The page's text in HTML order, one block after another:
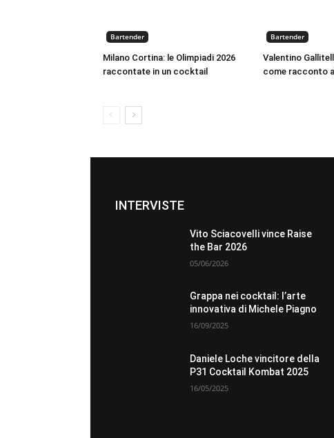
Bartender
Milano Cortina: le Olimpiadi 2026
raccontate in un cocktail
Bartender
Valentino
come racconto
INTERVISTE
Vito Sciacovelli vince Raise
the Bar 2026
05/06/2026
Grappa nei cocktail: l’arte
innovativa di Michele Piagno
16/09/2025
Daniele Loche vincitore della
P31 Cocktail Kombat 2025
16/05/2025